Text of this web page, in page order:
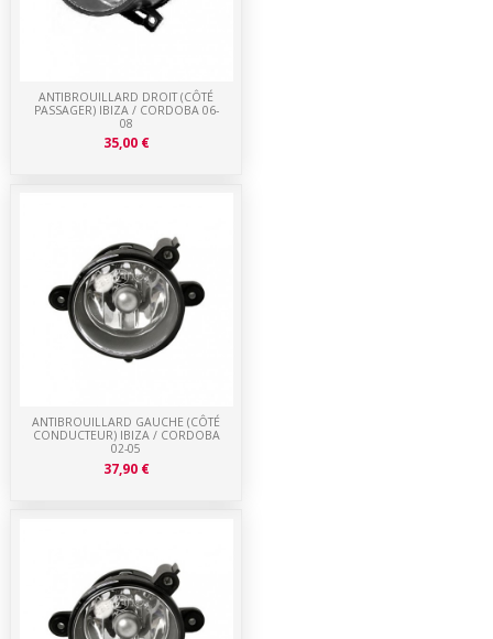
ANTIBROUILLARD GAUCHE (CÔTÉ
CONDUCTEUR) IBIZA / CORDOBA
02-05
37,90 €
ANTIBROUILLARD DROIT (CÔTÉ
PASSAGER) IBIZA / CORDOBA 06-
08
35,00 €